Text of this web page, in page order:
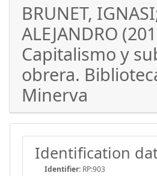
BRUNET,
ALEJANDRO
Capitalismo y
obrera.
Minerva
Identification
Identifier: RP:903